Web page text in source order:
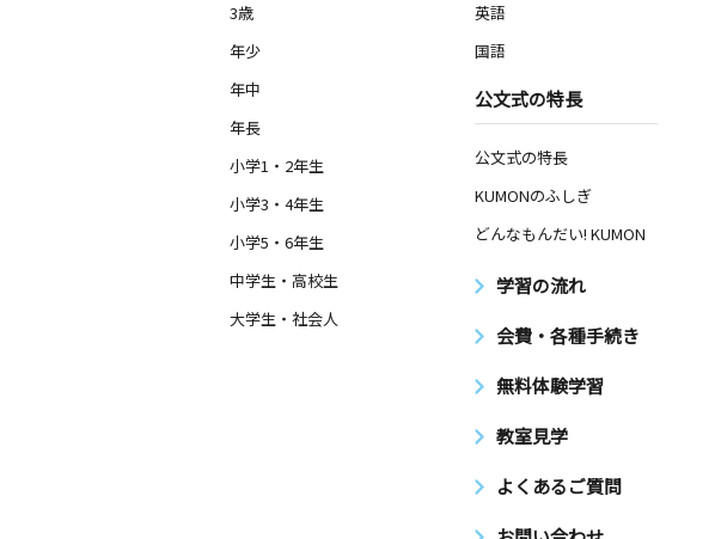
3歳
年少
年中
年長
小学1・2年生
小学3・4年生
小学5・6年生
中学生・高校生
大学生・社会人
英語
国語
公文式の特長
公文式の特長
KUMONのふしぎ
どんなもんだい! KUMON
学習の流れ
会費・各種手続き
無料体験学習
教室見学
よくあるご質問